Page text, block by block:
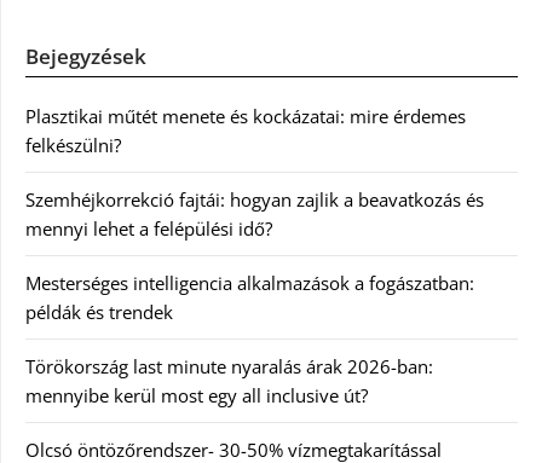
Bejegyzések
Plasztikai műtét menete és kockázatai: mire érdemes
felkészülni?
Szemhéjkorrekció fajtái: hogyan zajlik a beavatkozás és
mennyi lehet a felépülési idő?
Mesterséges intelligencia alkalmazások a fogászatban:
példák és trendek
Törökország last minute nyaralás árak 2026-ban:
mennyibe kerül most egy all inclusive út?
Olcsó öntözőrendszer- 30-50% vízmegtakarítással